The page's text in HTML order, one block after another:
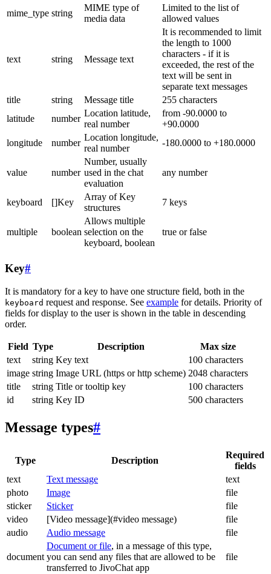
mime_type string
MIME type of
media data
Limited to the list of
allowed values
text string Message text
It is recommended to limit
the length to 1000
characters - if it is
exceeded, the rest of the
text will be sent in
separate text messages
title
string Message title
255 characters
latitude
number
Location latitude,
real number
from -90.0000 to
+90.0000
longitude
number
Location longitude,
real number
-180.0000 to +180.0000
value number
Number, usually
used in the chat
evaluation
any number
keyboard []Key
Array of Key
structures
7 keys
multiple boolean
Allows multiple
selection on the
keyboard, boolean
true or false
Key#
It is mandatory for a key to have one structure field, both in the
keyboard request and response. See example for details. Priority of
fields for display to the user is shown in the table in descending
order.
Field Type Description
Max size
text
string Key text
100 characters
image string Image URL (https or http scheme) 2048 characters
title
string Title or tooltip key
100 characters
id
string Key ID 500 characters
Message types#
Type Description
Required
fields
text
Text message
text
photo
Image
file
sticker
Sticker
file
video
[Video message](#video message)
file
audio
Audio message file
document
Document or file, in a message of this type,
you can send any files that are allowed to be
transferred to JivoChat app
file